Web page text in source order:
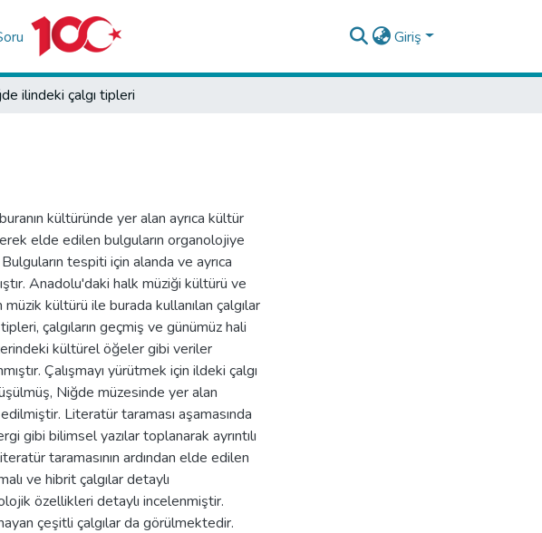
Giriş
ilindeki çalgı tipleri
kültüründe yer alan ayrıca kültür
elde edilen bulguların organolojiye
tespiti için alanda ve ayrıca
Anadolu'daki halk müziği kültürü ve
kültürü ile burada kullanılan çalgılar
çalgıların geçmiş ve günümüz hali
kültürel öğeler gibi veriler
Çalışmayı yürütmek için ildeki çalgı
Niğde müzesinde yer alan
Literatür taraması aşamasında
gibi bilimsel yazılar toplanarak ayrıntılı
taramasının ardından elde edilen
ve hibrit çalgılar detaylı
özellikleri detaylı incelenmiştir.
çeşitli çalgılar da görülmektedir.